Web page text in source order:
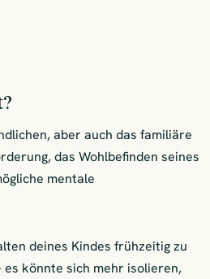
aber auch das familiäre
das Wohlbefinden seines
mentale
deines Kindes frühzeitig zu
es könnte sich mehr isolieren,